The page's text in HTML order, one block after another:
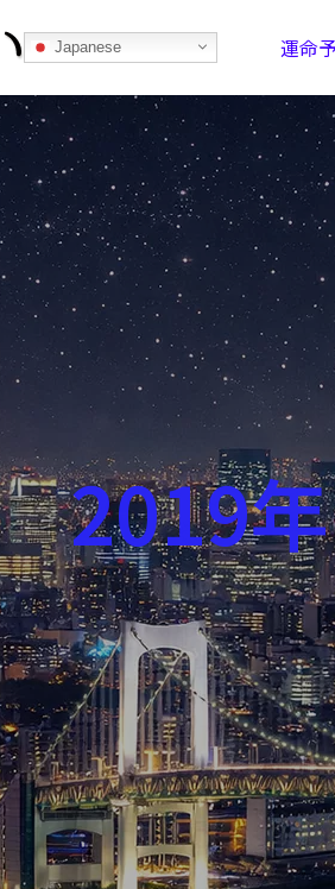
Japanese 運命
あなたの所属部屋を探そう！
お知らせ
競馬
2019